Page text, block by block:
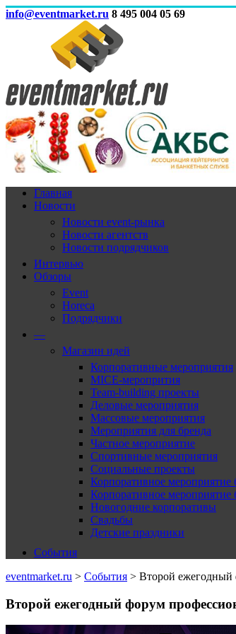
info@eventmarket.ru 8 495 004 05 69
Главная
Новости
Новости event-рынка
Новости агентств
Новости подрядчиков
Интервью
Обзоры
Event
Horeca
Подрядчики
—
Магазин идей
Корпоративные мероприятия
MICE-меропрития
Team-building проекты
Деловые мероприятия
Массовые мероприятия
Мероприятия для бренда
Частное мероприятие
Спортивные мероприятия
Социальные проекты
Корпоративное мероприятие
Корпоративное мероприятие
Новогодние корпоративы
Свадьбы
Детские праздники
События
eventmarket.ru > События > Второй ежегодный
Второй ежегодный форум